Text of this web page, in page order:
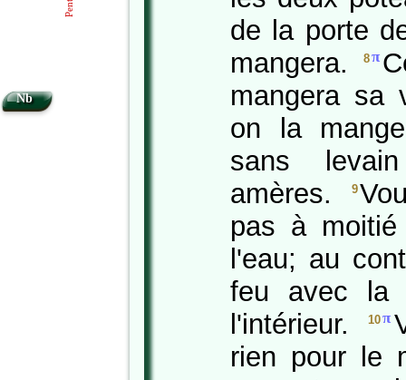
de la porte
mangera.
8π
mangera sa
on la
sans
amères.
9
pas à
l'eau; au
feu avec la
l'intérieur.10π
rien pour le
Nb